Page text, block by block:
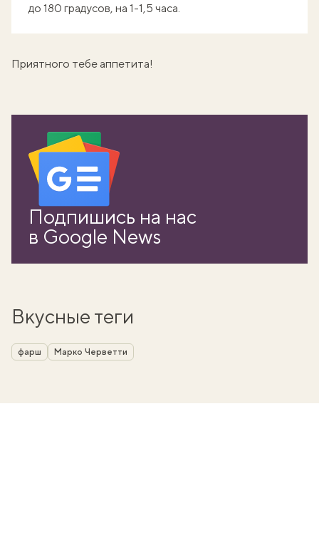
до 180 градусов, на 1-1,5 часа.
Приятного тебе аппетита!
Подпишись на нас
в Google News
Вкусные теги
фарш Марко Черветти